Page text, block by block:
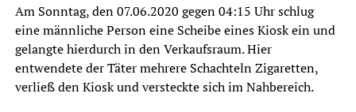
Am Sonntag, den 07.06.2020 gegen 04:15 Uhr schlug
eine männliche Person eine Scheibe eines Kiosk ein und
gelangte hierdurch in den Verkaufsraum. Hier
entwendete der Täter mehrere Schachteln Zigaretten,
verließ den Kiosk und versteckte sich im Nahbereich.